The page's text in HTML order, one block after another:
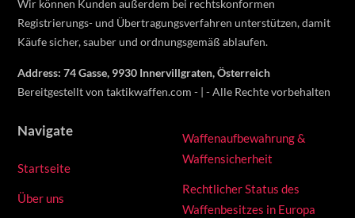
Wir können Kunden außerdem bei rechtskonformen
Registrierungs- und Übertragungsverfahren unterstützen, damit
Käufe sicher, sauber und ordnungsgemäß ablaufen.
Address: 74 Gasse, 9930 Innervillgraten, Österreich
Bereitgestellt von taktikwaffen.com - | - Alle Rechte vorbehalten
Navigate
Startseite
Über uns
Waffenaufbewahrung &
Waffensicherheit
Rechtlicher Status des
Waffenbesitzes in Europa